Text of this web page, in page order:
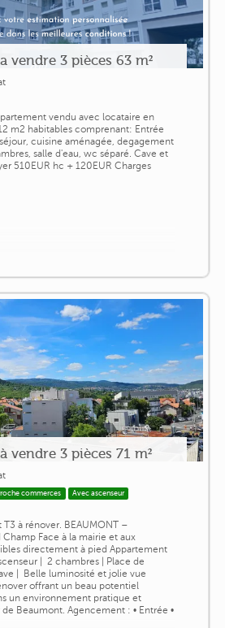
vendre 3 pièces 63 m²
vendu avec locataire en
m2 habitables comprenant: Entrée
cuisine aménagée, degagement
salle d'eau, wc séparé. Cave et
510EUR hc + 120EUR Charges
vendre 3 pièces 71 m²
commerces
Avec ascenseur
T3 à rénover. BEAUMONT –
Champ Face à la mairie et aux
directement à pied Appartement
| ️ 2 chambres | Place de
| ️ Belle luminosité et jolie vue
offrant un beau potentiel
un environnement pratique et
Beaumont. Agencement : • Entrée •